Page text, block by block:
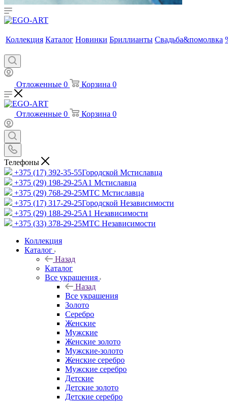
Коллекция Каталог Новинки Бриллианты Свадьба&помолвка
Отложенные 0 Корзина 0
Отложенные 0 Корзина 0
Телефоны
+375 (17) 392-35-55Городской Мстиславца
+375 (29) 198-29-25A1 Мстиславца
+375 (29) 768-29-25МТС Мстиславца
+375 (17) 317-29-25Городской Независимости
+375 (29) 188-29-25A1 Независимости
+375 (33) 378-29-25МТС Независимости
Коллекция
Каталог
Назад
Каталог
Все украшения
Назад
Все украшения
Золото
Серебро
Женские
Мужские
Женские золото
Мужские-золото
Женские серебро
Мужские серебро
Детские
Детские золото
Детские серебро